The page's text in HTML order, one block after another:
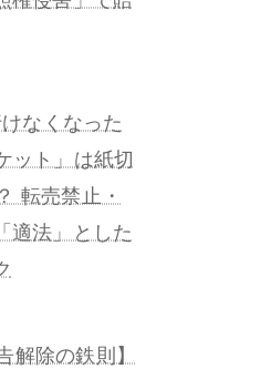
けなくなった
ット」は紙切
転売禁止・
適法」とした
解除の鉄則】